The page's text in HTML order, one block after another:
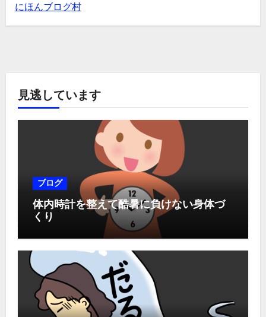
にほんブログ村
見逃しています
ブログ
体内時計を整えて酷暑に負けない身体づ
くり